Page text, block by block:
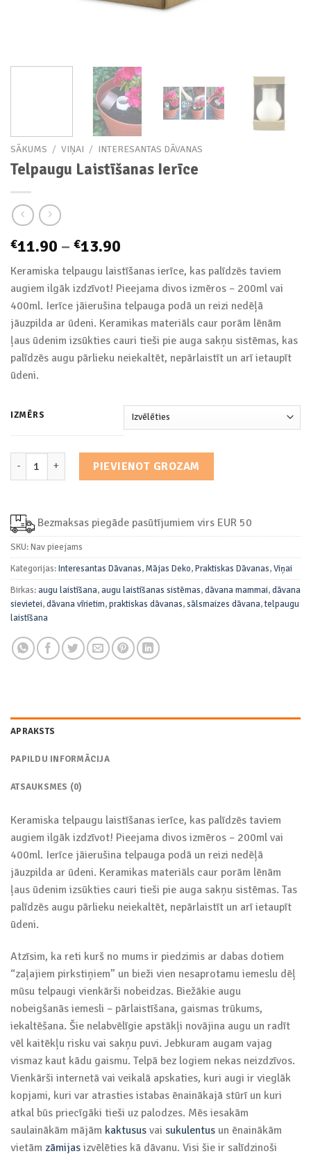
SĀKUMS / VIŅAI / INTERESANTAS DĀVANAS
Telpaugu Laistīšanas Ierīce
€11.90 – €13.90
range:
€11.90
through
€13.90
Keramiska telpaugu laistīšanas ierīce, kas palīdzēs taviem
augiem ilgāk izdzīvot! Pieejama divos izmēros – 200ml vai
400ml. Ierīce jāierušina telpauga podā un reizi nedēļā
jāuzpilda ar ūdeni. Keramikas materiāls caur porām lēnām
ļaus ūdenim izsūkties cauri tieši pie auga sakņu sistēmas, kas
palīdzēs augu pārlieku neiekaltēt, nepārlaistīt un arī ietaupīt
ūdeni.
IZMĒRS
PIEVIENOT GROZAM
Bezmaksas piegāde pasūtījumiem virs EUR 50
SKU:Nav pieejams
Kategorijas:Interesantas Dāvanas,Mājas Deko,Praktiskas Dāvanas,Viņai
Birkas:augu laistīšana,augu laistīšanas sistēmas,dāvana mammai,dāvana
sievietei,dāvana vīrietim,praktiskas dāvanas,sālsmaizes dāvana,telpaugu
laistīšana
APRAKSTS
PAPILDU INFORMĀCIJA
ATSAUKSMES (0)
Keramiska telpaugu laistīšanas ierīce, kas palīdzēs taviem
augiem ilgāk izdzīvot! Pieejama divos izmēros – 200ml vai
400ml. Ierīce jāierušina telpauga podā un reizi nedēļā
jāuzpilda ar ūdeni. Keramikas materiāls caur porām lēnām
ļaus ūdenim izsūkties cauri tieši pie auga sakņu sistēmas. Tas
palīdzēs augu pārlieku neiekaltēt, nepārlaistīt un arī ietaupīt
ūdeni.
Atzīsim, ka reti kurš no mums ir piedzimis ar dabas dotiem
“zaļajiem pirkstiņiem” un bieži vien nesaprotamu iemeslu dēļ
mūsu telpaugi vienkārši nobeidzas. Biežākie augu
nobeigšanās iemesli – pārlaistīšana, gaismas trūkums,
iekaltēšana. Šie nelabvēlīgie apstākļi novājina augu un radīt
vēl kaitēkļu risku vai sakņu puvi. Jebkuram augam vajag
vismaz kaut kādu gaismu. Telpā bez logiem nekas neizdzīvos.
Vienkārši internetā vai veikalā apskaties, kuri augi ir vieglāk
kopjami, kuri var atrasties istabas ēnainākajā stūrī un kuri
atkal būs priecīgāki tieši uz palodzes. Mēs iesakām
saulainākām mājām kaktusus vai sukulentus un ēnainākām
vietām zāmijas izvēlēties kā dāvanu. Visi šie ir salīdzinoši